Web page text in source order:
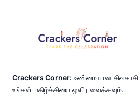
Crackers Corner: உண்மையான
உங்கள் மகிழ்ச்சியை ஒளிர வைக்கவும்.